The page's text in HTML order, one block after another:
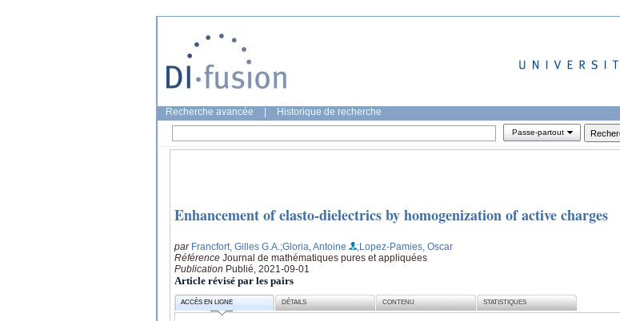
Recherche avancée Historique de recherche
Passe-partout
Enhancement of elasto-dielectrics by homogenization of active charges
par Francfort, Gilles G.A. ;Gloria, Antoine
;Lopez-Pamies, Oscar
Référence Journal de mathématiques pures et appliquées
Publication Publié, 2021-09-01
Article révisé par les pairs
ACCÈS EN LIGNE DÉTAILS CONTENU STATISTIQUES